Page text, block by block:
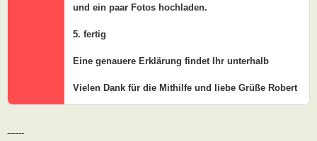
und ein paar Fotos hochladen.
5. fertig
Eine genauere Erklärung findet Ihr unterhalb
Vielen Dank für die Mithilfe und liebe Grüße Robert
------